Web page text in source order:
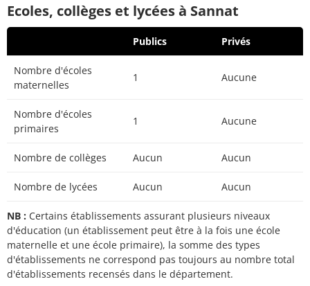
Ecoles, collèges et lycées à Sannat
Publics Privés
Nombre d'écoles
maternelles
1 Aucune
Nombre d'écoles
primaires
1 Aucune
Nombre de collèges Aucun Aucun
Nombre de lycées Aucun Aucun
NB : Certains établissements assurant plusieurs niveaux
d'éducation (un établissement peut être à la fois une école
maternelle et une école primaire), la somme des types
d'établissements ne correspond pas toujours au nombre total
d'établissements recensés dans le département.